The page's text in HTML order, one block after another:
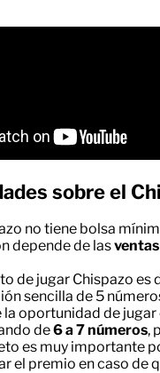
sobre el
no tiene bolsa
depende de lasventas
de jugar Chispazo es
sencilla de 5
la oportunidad de
de6 a 7 números,
es muy importante
el premio en caso de